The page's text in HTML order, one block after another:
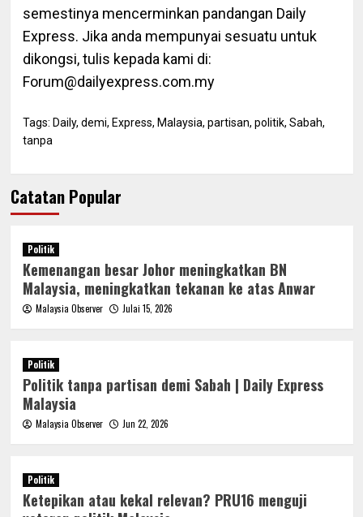
semestinya mencerminkan pandangan Daily
Express. Jika anda mempunyai sesuatu untuk
dikongsi, tulis kepada kami di:
Forum@dailyexpress.com.my
Tags: Daily, demi, Express, Malaysia, partisan, politik, Sabah,
tanpa
Catatan Popular
Politik
Kemenangan besar Johor meningkatkan BN
Malaysia, meningkatkan tekanan ke atas Anwar
Malaysia Observer Julai 15, 2026
Politik
Politik tanpa partisan demi Sabah | Daily Express
Malaysia
Malaysia Observer Jun 22, 2026
Politik
Ketepikan atau kekal relevan? PRU16 menguji